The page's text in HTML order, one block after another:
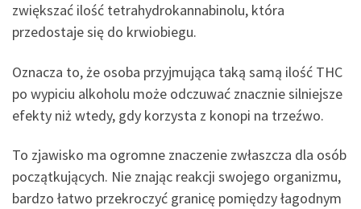
zwiększać ilość tetrahydrokannabinolu, która
przedostaje się do krwiobiegu.
Oznacza to, że osoba przyjmująca taką samą ilość THC
po wypiciu alkoholu może odczuwać znacznie silniejsze
efekty niż wtedy, gdy korzysta z konopi na trzeźwo.
To zjawisko ma ogromne znaczenie zwłaszcza dla osób
początkujących. Nie znając reakcji swojego organizmu,
bardzo łatwo przekroczyć granicę pomiędzy łagodnym